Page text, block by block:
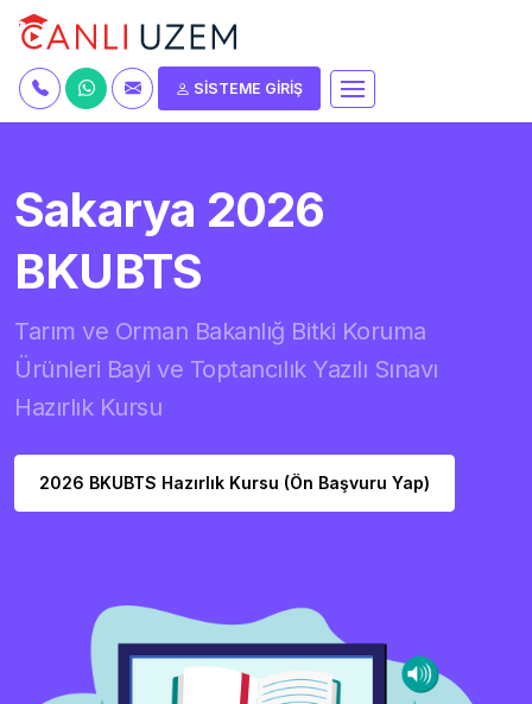
SİSTEME GİRİŞ
Sakarya 2026
BKUBTS
Tarım ve Orman Bakanlığ Bitki Koruma
Ürünleri Bayi ve Toptancılık Yazılı Sınavı
Hazırlık Kursu
2026 BKUBTS Hazırlık Kursu (Ön Başvuru Yap)